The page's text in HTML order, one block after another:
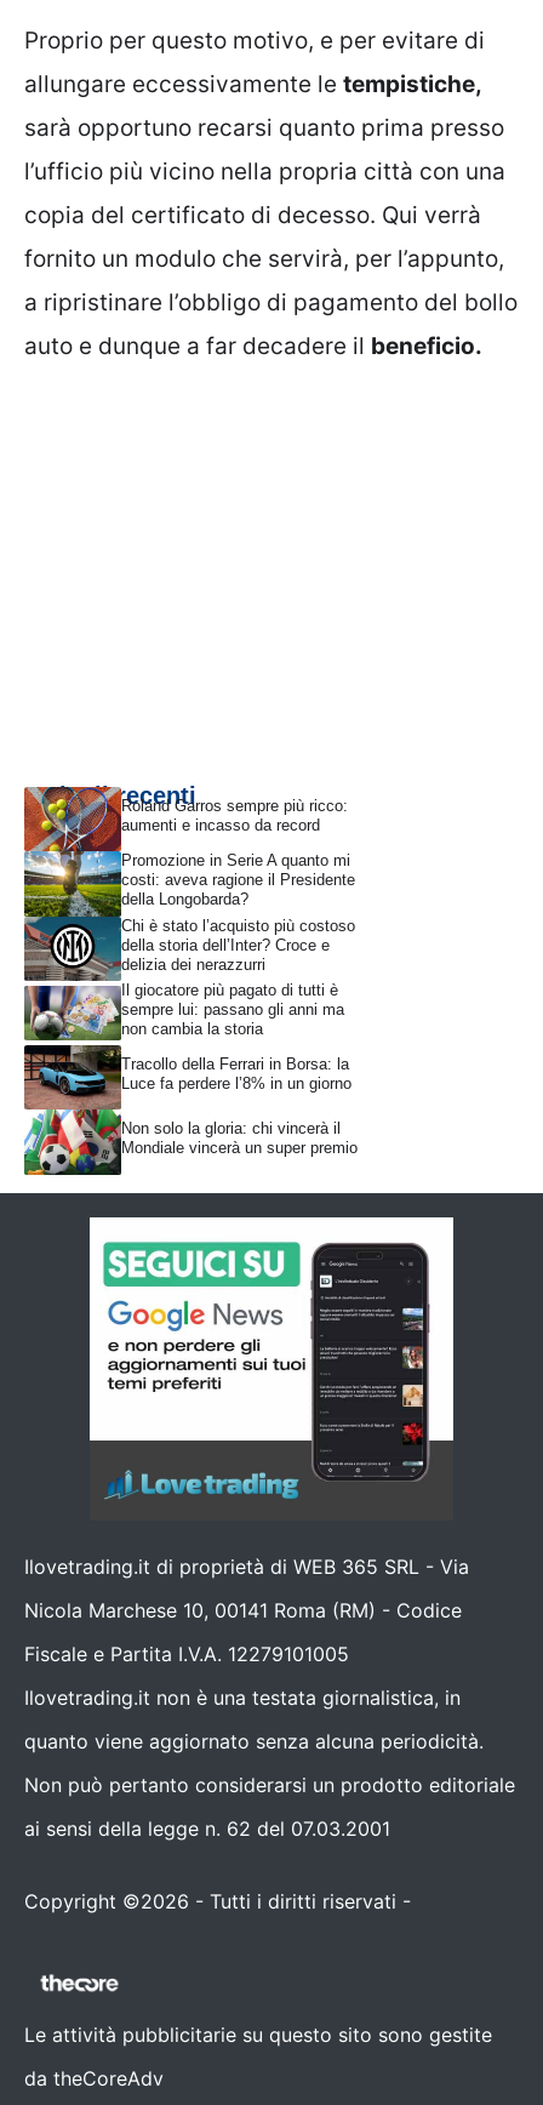
Proprio per questo motivo, e per evitare di
allungare eccessivamente le tempistiche,
sarà opportuno recarsi quanto prima presso
l’ufficio più vicino nella propria città con una
copia del certificato di decesso. Qui verrà
fornito un modulo che servirà, per l’appunto,
a ripristinare l’obbligo di pagamento del bollo
auto e dunque a far decadere il beneficio.
Articoli recentiRoland Garros sempre più ricco:
aumenti e incasso da record
Promozione in Serie A quanto mi
costi: aveva ragione il Presidente
della Longobarda?
Chi è stato l’acquisto più costoso
della storia dell’Inter? Croce e
delizia dei nerazzurri
Il giocatore più pagato di tutti è
sempre lui: passano gli anni ma
non cambia la storia
Tracollo della Ferrari in Borsa: la
Luce fa perdere l’8% in un giorno
Non solo la gloria: chi vincerà il
Mondiale vincerà un super premio
Ilovetrading.it di proprietà di WEB 365 SRL - Via
Nicola Marchese 10, 00141 Roma (RM) - Codice
Fiscale e Partita I.V.A. 12279101005
Ilovetrading.it non è una testata giornalistica, in
quanto viene aggiornato senza alcuna periodicità.
Non può pertanto considerarsi un prodotto editoriale
ai sensi della legge n. 62 del 07.03.2001
Copyright ©2026 - Tutti i diritti riservati -
Le attività pubblicitarie su questo sito sono gestite
da theCoreAdv